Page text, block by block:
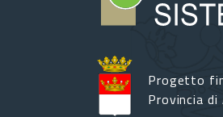
Progetto
Provincia di